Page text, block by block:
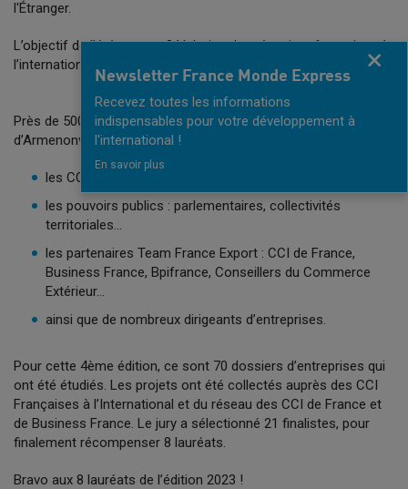
l'Étranger.
L’objectif de l’évènement ? Valoriser les réussites françaises à
l’international !
Près de 500 participants étaient présents au Pavillon
d’Armenonville pour l’occasion :
les CCI Françaises à l’International de près de 70 pays
les pouvoirs publics : parlementaires, collectivités
territoriales…
les partenaires Team France Export : CCI de France,
Business France, Bpifrance, Conseillers du Commerce
Extérieur…
ainsi que de nombreux dirigeants d’entreprises.
Pour cette 4ème édition, ce sont 70 dossiers d’entreprises qui
ont été étudiés. Les projets ont été collectés auprès des CCI
Françaises à l’International et du réseau des CCI de France et
de Business France. Le jury a sélectionné 21 finalistes, pour
finalement récompenser 8 lauréats.
Bravo aux 8 lauréats de l’édition 2023 !
Newsletter France Monde Express
Recevez toutes les informations
indispensables pour votre développement à
l'international !
En savoir plus